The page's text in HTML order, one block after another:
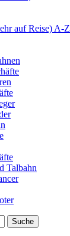
auf Reise) A-Z
Talbahn